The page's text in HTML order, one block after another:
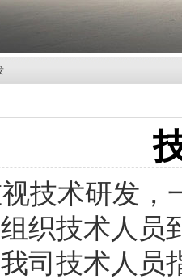
技术研发，
织技术人员
司技术人员